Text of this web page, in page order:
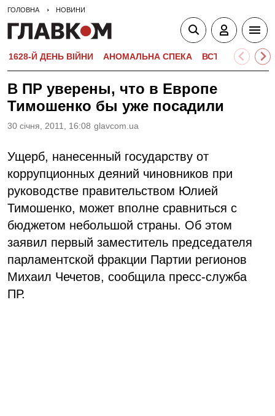
ГОЛОВНА НОВИНИ
1628-Й ДЕНЬ ВІЙНИ АНОМАЛЬНА СПЕКА ВСТУПНА
В ПР уверены, что в Европе
Тимошенко бы уже посадили
30 сiчня, 2011, 16:08 glavcom.ua
Ущерб, нанесенный государству от
коррупционных деяний чиновников при
руководстве правительством Юлией
Тимошенко, может вполне сравниться с
бюджетом небольшой страны. Об этом
заявил первый заместитель председателя
парламентской фракции Партии регионов
Михаил Чечетов, сообщила пресс-служба
ПР.